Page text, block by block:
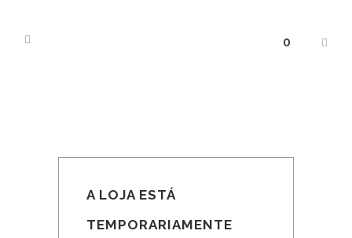
0
A LOJA ESTÁ
TEMPORARIAMENTE